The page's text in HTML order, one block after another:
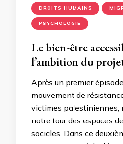
DROITS HUMAINS
PSYCHOLOGIE
Le bien-être
l’ambition du
Après un premier
mouvement de
victimes palestiniennes,
notre tour des espaces
sociales. Dans ce